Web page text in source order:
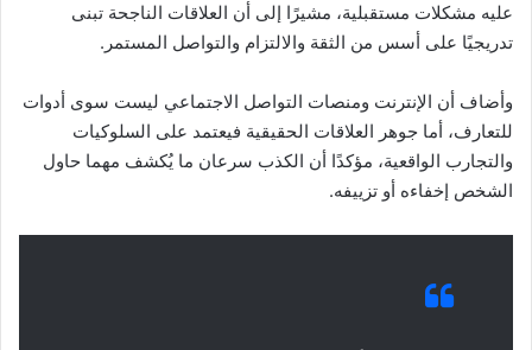
عليه مشكلات مستقبلية، مشيرًا إلى أن العلاقات الناجحة تبنى
تدريجيًا على أسس من الثقة والالتزام والتواصل المستمر.
وأضاف أن الإنترنت ومنصات التواصل الاجتماعي ليست سوى أدوات
للتعارف، أما جوهر العلاقات الحقيقية فيعتمد على السلوكيات
والتجارب الواقعية، مؤكدًا أن الكذب سرعان ما يُكشف مهما حاول
الشخص إخفاءه أو تزييفه.